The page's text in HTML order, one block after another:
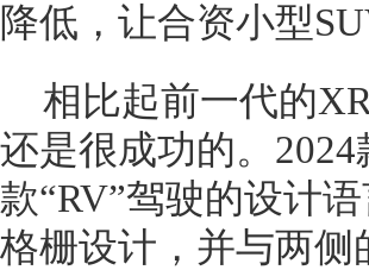
降低，让合资小型
相比起前一代的
还是很成功的。
款“RV”驾驶的设计
格栅设计，并与两